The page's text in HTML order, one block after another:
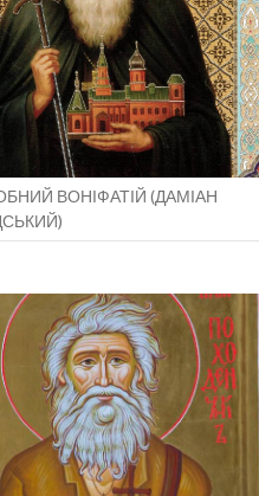
ВОНІФАТІЙ (ДАМІАН